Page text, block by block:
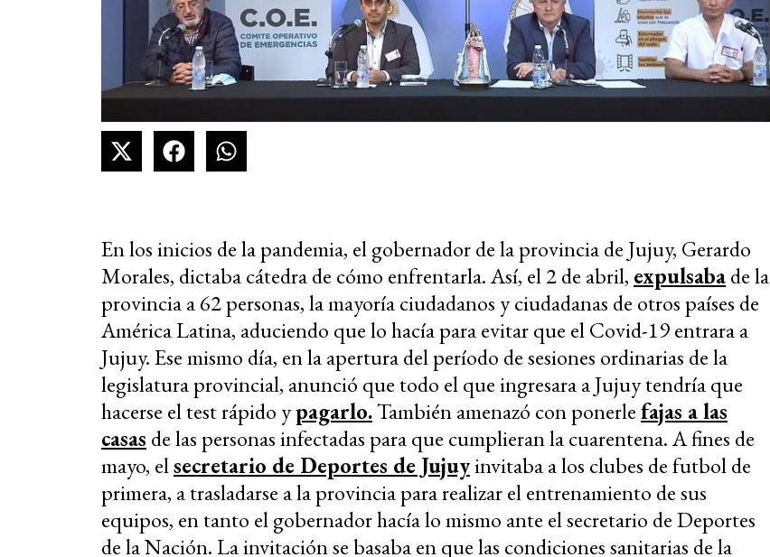
En los inicios de la pandemia, el gobernador de la provincia de Jujuy, Gerardo
Morales, dictaba cátedra de cómo enfrentarla. Así, el 2 de abril, expulsabade la
provincia a 62 personas, la mayoría ciudadanos y ciudadanas de otros países de
América Latina, aduciendo que lo hacía para evitar que el Covid-19 entrara a
Jujuy. Ese mismo día, en la apertura del período de sesiones ordinarias de la
legislatura provincial, anunció que todo el que ingresara a Jujuy tendría que
hacerse el test rápido ypagarlo.También amenazó con ponerlefajas a las
casas de las personas infectadas para que cumplieran la cuarentena.A fines de
mayo, elsecretario de Deportes de Jujuyinvitaba a los clubes de futbol de
primera, a trasladarse a la provincia para realizar el entrenamiento de sus
equipos, en tanto el gobernador hacía lo mismo ante el secretario de Deportes
de la Nación. La invitación se basaba en que las condiciones sanitarias de la